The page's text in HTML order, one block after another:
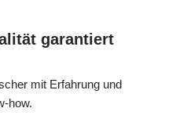
garantiert
mit Erfahrung und
how.